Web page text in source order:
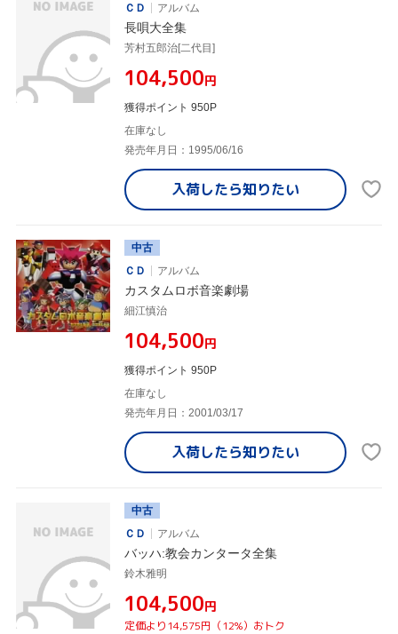
ＣＤ
アルバム
長唄大全集
芳村五郎治[二代目]
¥104,500円
獲得ポイント 950P
在庫なし
発売年月日：1995/06/16
入荷したら知りたい
中古
ＣＤ
アルバム
カスタムロボ音楽劇場
細江慎治
¥104,500円
獲得ポイント 950P
在庫なし
発売年月日：2001/03/17
入荷したら知りたい
中古
ＣＤ
アルバム
バッハ:教会カンタータ全集
鈴木雅明
¥104,500円
定価より14,575円（12%）おトク